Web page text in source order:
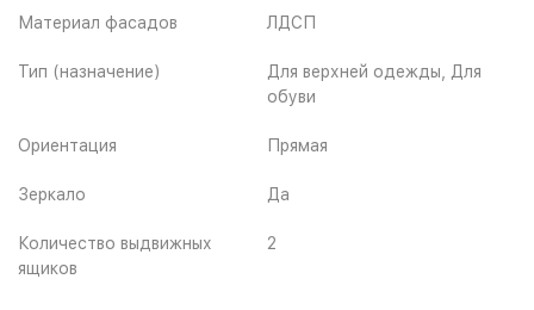
Материал фасадов ЛДСП
Тип (назначение)
Для верхней одежды, Для
обуви
Ориентация Прямая
Зеркало Да
Количество выдвижных
ящиков
2